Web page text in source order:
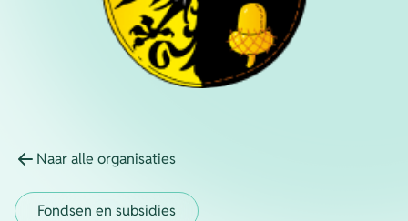
Privacy verklaring
Naar alle organisaties
Fondsen en subsidies